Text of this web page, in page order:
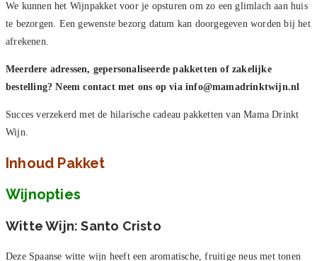
We kunnen het Wijnpakket voor je opsturen om zo een glimlach aan huis
te bezorgen. Een gewenste bezorg datum kan doorgegeven worden bij het
afrekenen.
Meerdere adressen, gepersonaliseerde pakketten of zakelijke
bestelling? Neem contact met ons op via info@mamadrinktwijn.nl
Succes verzekerd met de hilarische cadeau pakketten van Mama Drinkt
Wijn.
Inhoud Pakket
Wijnopties
Witte Wijn: Santo Cristo
Deze Spaanse witte wijn heeft een aromatische, fruitige neus met tonen